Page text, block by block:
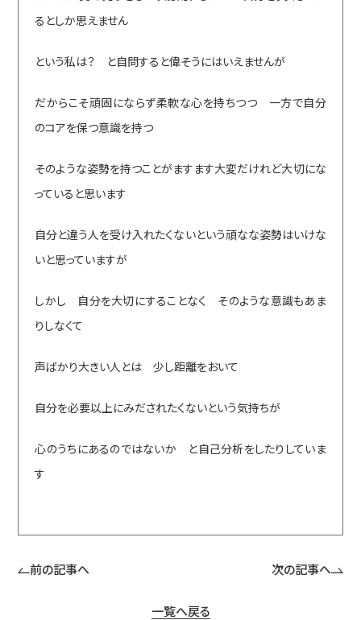
るとしか思えません
という私は？ と自問すると偉そうにはいえませんが
だからこそ頑固にならず柔軟な心を持ちつつ 一方で自分
のコアを保つ意識を持つ
そのような姿勢を持つことがますます大変だけれど大切にな
っていると思います
自分と違う人を受け入れたくないという頑なな姿勢はいけな
いと思っていますが
しかし 自分を大切にすることなく そのような意識もあま
りしなくて
声ばかり大きい人とは 少し距離をおいて
自分を必要以上にみだされたくないという気持ちが
心のうちにあるのではないか と自己分析をしたりしていま
す
前の記事へ 次の記事へ
一覧へ戻る